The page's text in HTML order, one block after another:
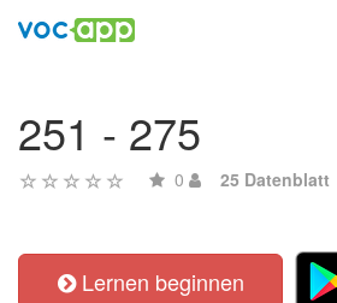
251 - 275
0 25 Datenblatt
Lernen beginnen